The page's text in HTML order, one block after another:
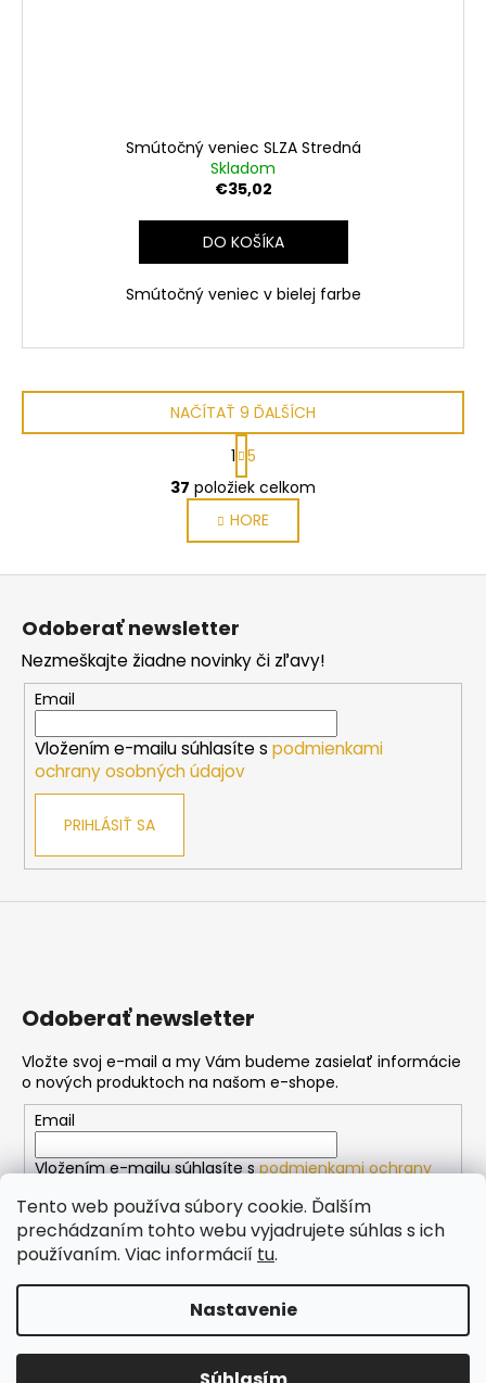
Tento web používa súbory cookie. Ďalším
prechádzaním tohto webu vyjadrujete súhlas s ich
používaním. Viac informácií tu.
Nastavenie
Smútočný veniec SLZA Stredná
Skladom
€35,02
DO KOŠÍKA
Smútočný veniec v bielej farbe
O
v
l
á
d
e
p
r
v
k
s
NAČÍTAŤ 9 ĎALŠÍCH
S
t
r
á
n
k
o
i
e
1 5
37 položiek celkom
HORE
Odoberať newsletter
Nezmeškajte žiadne novinky či zľavy!
Email
Vložením e-mailu súhlasíte s podmienkami
ochrany osobných údajov
PRIHLÁSIŤ SA
Odoberať newsletter
Vložte svoj e-mail a my Vám budeme zasielať informácie
o nových produktoch na našom e-shope.
Email
Vložením e-mailu súhlasíte spodmienkami ochrany
PRIHLÁSIŤ SA
Copyright 2026KRASNEVENCE.SK. Všetky práva